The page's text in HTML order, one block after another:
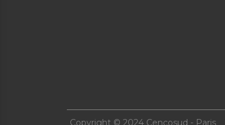
Copyright © 2024 Cencosud - Paris